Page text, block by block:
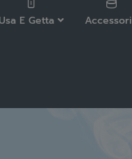
E Getta Accessori